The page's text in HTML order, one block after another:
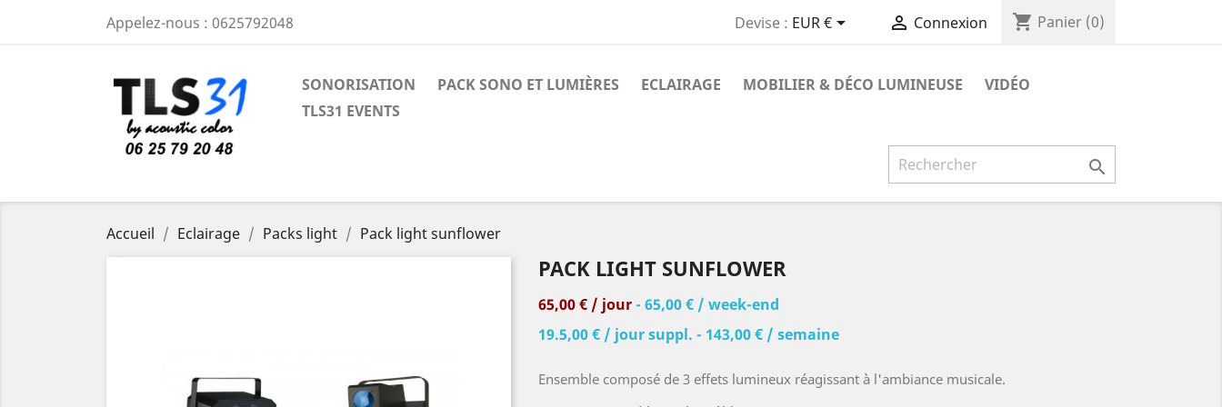
Appelez-nous : 0625792048 Devise : EUR €  Connexion shopping_cart Panier (0)
SONORISATION PACK SONO ET LUMIÈRES ECLAIRAGE MOBILIER & DÉCO LUMINEUSE
VIDÉO
TLS31 EVENTS

Accueil Eclairage Packs light Pack light sunflower
PACK LIGHT SUNFLOWER
65,00 € / jour- 65,00 € / week-end
19.5,00 € / jour suppl. - 143,00 € / semaine
Ensemble composé de 3 effets lumineux réagissant à l'ambiance musicale.